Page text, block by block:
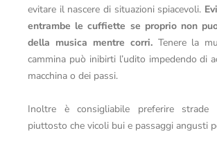
evitare il nascere di situazioni spiacevoli.
entrambe le cuffiette se proprio non
della musica mentre corri.Tenere la
cammina può inibirti l’udito impedendo di
macchina o dei passi.
Inoltre è consigliabile preferire strade
piuttosto che vicoli bui e passaggi angusti